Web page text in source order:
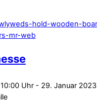
10:00 - 29. Januar 2023